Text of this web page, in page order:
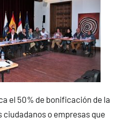
el 50% de bonificación de la
ciudadanos o empresas que